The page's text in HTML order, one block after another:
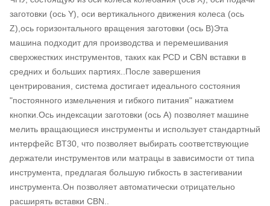
заготовки (ось Y), оси вертикального движения колеса (ось
Z),ось горизонтального вращения заготовки (ось B)Эта
машина подходит для производства и перемешивания
сверхжестких инструментов, таких как PCD и CBN вставки в
средних и больших партиях..После завершения
центрирования, система достигает идеального состояния
"постоянного измельчения и гибкого питания" нажатием
кнопки.Ось индексации заготовки (ось А) позволяет машине
мелить вращающиеся инструменты и использует стандартный
интерфейс BT30, что позволяет выбирать соответствующие
держатели инструментов или матрацы в зависимости от типа
инструмента, предлагая большую гибкость в застегивании
инструмента.Он позволяет автоматически отрицательно
расширять вставки CBN..